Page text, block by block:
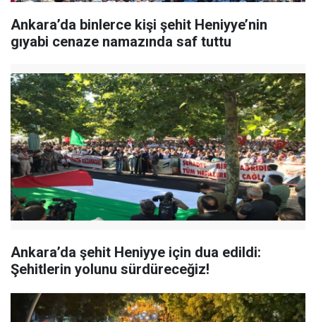
Ankara’da binlerce kişi şehit Heniyye’nin
gıyabi cenaze namazında saf tuttu
Ankara’da şehit Heniyye için dua edildi:
Şehitlerin yolunu sürdüreceğiz!